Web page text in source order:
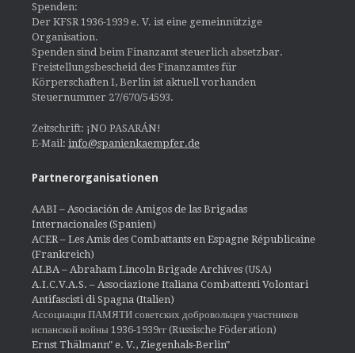
Spenden:
Der KFSR 1936-1939 e. V. ist eine gemeinnützige
Organisation.
Spenden sind beim Finanzamt steuerlich absetzbar.
Freistellungsbescheid des Finanzamtes für
Körperschaften I, Berlin ist aktuell vorhanden
Steuernummer 27/670/54593.
Zeitschrift: ¡NO PASARÁN!
E-Mail: info@spanienkaempfer.de
Partnerorganisationen
AABI – Asociación de Amigos de las Brigadas
Internacionales (Spanien)
ACER – Les Amis des Combattants en Espagne Républicaine
(Frankreich)
ALBA – Abraham Lincoln Brigade Archives (USA)
A.I.C.V.A.S. – Associazione Italiana Combattenti Volontari
Antifascisti di Spagna (Italien)
Ассоциация ПАМЯТИ советских добровольцев участников
испанской войны 1936-1939гг (Russische Föderation)
Ernst Thälmann" e. V., Ziegenhals-Berlin"